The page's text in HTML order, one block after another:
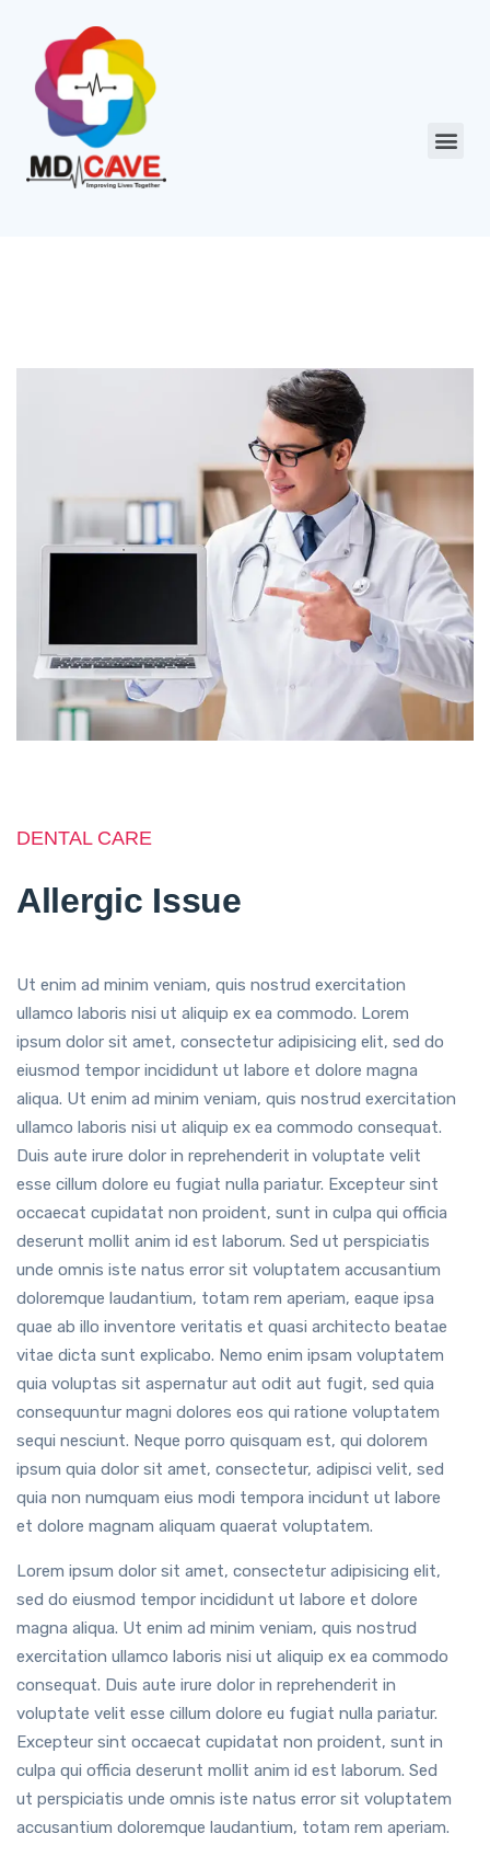
DENTAL CARE
Allergic Issue
Ut enim ad minim veniam, quis nostrud exercitation
ullamco laboris nisi ut aliquip ex ea commodo. Lorem
ipsum dolor sit amet, consectetur adipisicing elit, sed do
eiusmod tempor incididunt ut labore et dolore magna
aliqua. Ut enim ad minim veniam, quis nostrud exercitation
ullamco laboris nisi ut aliquip ex ea commodo consequat.
Duis aute irure dolor in reprehenderit in voluptate velit
esse cillum dolore eu fugiat nulla pariatur. Excepteur sint
occaecat cupidatat non proident, sunt in culpa qui officia
deserunt mollit anim id est laborum. Sed ut perspiciatis
unde omnis iste natus error sit voluptatem accusantium
doloremque laudantium, totam rem aperiam, eaque ipsa
quae ab illo inventore veritatis et quasi architecto beatae
vitae dicta sunt explicabo. Nemo enim ipsam voluptatem
quia voluptas sit aspernatur aut odit aut fugit, sed quia
consequuntur magni dolores eos qui ratione voluptatem
sequi nesciunt. Neque porro quisquam est, qui dolorem
ipsum quia dolor sit amet, consectetur, adipisci velit, sed
quia non numquam eius modi tempora incidunt ut labore
et dolore magnam aliquam quaerat voluptatem.
Lorem ipsum dolor sit amet, consectetur adipisicing elit,
sed do eiusmod tempor incididunt ut labore et dolore
magna aliqua. Ut enim ad minim veniam, quis nostrud
exercitation ullamco laboris nisi ut aliquip ex ea commodo
consequat. Duis aute irure dolor in reprehenderit in
voluptate velit esse cillum dolore eu fugiat nulla pariatur.
Excepteur sint occaecat cupidatat non proident, sunt in
culpa qui officia deserunt mollit anim id est laborum. Sed
ut perspiciatis unde omnis iste natus error sit voluptatem
accusantium doloremque laudantium, totam rem aperiam.